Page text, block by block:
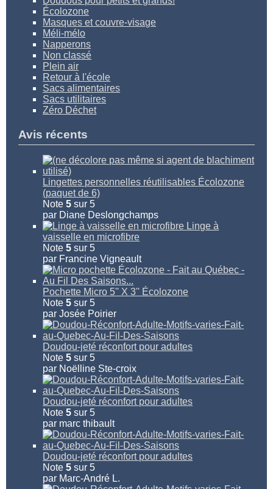
Écolozone
Masques et couvre-visage
Méli-mélo
Napperons
Non classé
Plein air
Retour à l'école
Sacs alimentaires
Sacs utilitaires
Zéro Déchet
Avis récents
Lingettes personnelles réutilisables Écolozone
(paquet de 6)
Note5 sur 5
par Diane Deslongchamps
Linge à
vaisselle en microfibre
Note5 sur 5
par Francine Vigneault
Pochette Micro 5'' X 3'' Écolozone
Note5 sur 5
par Josée Poirier
Doudou-jeté réconfort pour adultes
Note5 sur 5
par Noëlline Ste-croix
Doudou-jeté réconfort pour adultes
Note5 sur 5
par marc thibault
Doudou-jeté réconfort pour adultes
Note5 sur 5
par Marc-André L.